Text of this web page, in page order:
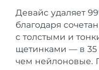
Девайс удаляет
благодаря
с толстыми и
щетинками — в 35
чем нейлоновые.
LUNA™
For men,
BEAR™
UFO™ 3
Near-
device
issa™ 4
Smart
Омоложение
Бермудские о-ва
Босния и
Герцеговина